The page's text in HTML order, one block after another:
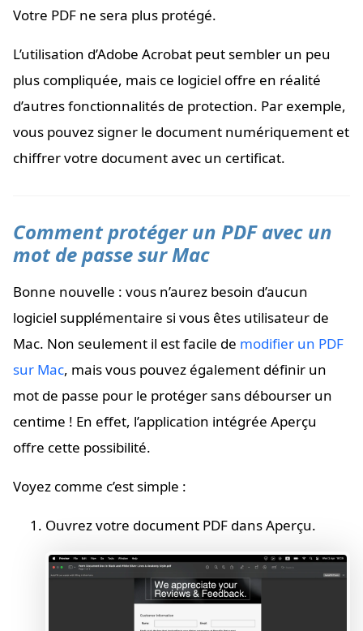
Votre PDF ne sera plus protégé.
L’utilisation d’Adobe Acrobat peut sembler un peu
plus compliquée, mais ce logiciel offre en réalité
d’autres fonctionnalités de protection. Par exemple,
vous pouvez signer le document numériquement et
chiffrer votre document avec un certificat.
Comment protéger un PDF avec un
mot de passe sur Mac
Bonne nouvelle : vous n’aurez besoin d’aucun
logiciel supplémentaire si vous êtes utilisateur de
Mac. Non seulement il est facile de modifier un PDF
sur Mac, mais vous pouvez également définir un
mot de passe pour le protéger sans débourser un
centime ! En effet, l’application intégrée Aperçu
offre cette possibilité.
Voyez comme c’est simple :
Ouvrez votre document PDF dans Aperçu.